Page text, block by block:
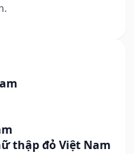
thập đỏ Việt Nam